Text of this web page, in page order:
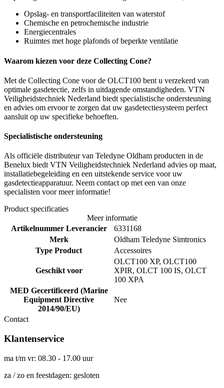
Opslag- en transportfaciliteiten van waterstof
Chemische en petrochemische industrie
Energiecentrales
Ruimtes met hoge plafonds of beperkte ventilatie
Waarom kiezen voor deze Collecting Cone?
Met de Collecting Cone voor de OLCT100 bent u verzekerd van
optimale gasdetectie, zelfs in uitdagende omstandigheden. VTN
Veiligheidstechniek Nederland biedt specialistische ondersteuning
en advies om ervoor te zorgen dat uw gasdetectiesysteem perfect
aansluit op uw specifieke behoeften.
Specialistische ondersteuning
Als officiële distributeur van Teledyne Oldham producten in de
Benelux biedt VTN Veiligheidstechniek Nederland advies op maat,
installatiebegeleiding en een uitstekende service voor uw
gasdetectieapparatuur. Neem contact op met een van onze
specialisten voor meer informatie!
Product specificaties
Meer informatie
Artikelnummer Leverancier
6331168
Merk
Oldham Teledyne Simtronics
Type Product
Accessoires
Geschikt voor
OLCT100 XP, OLCT100
XPIR, OLCT 100 IS, OLCT
100 XPA
MED Gecertificeerd (Marine
Equipment Directive
2014/90/EU)
Nee
Contact
Klantenservice
ma t/m vr: 08.30 - 17.00 uur
za / zo en feestdagen: gesloten